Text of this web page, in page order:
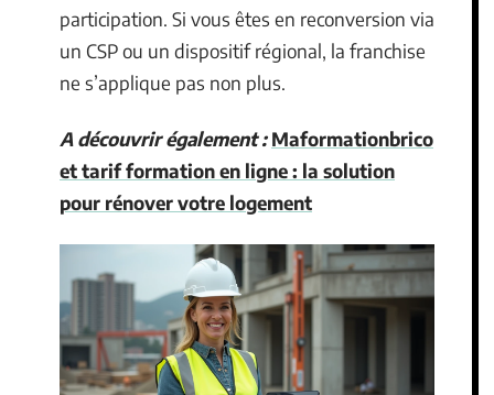
participation. Si vous êtes en reconversion via
un CSP ou un dispositif régional, la franchise
ne s’applique pas non plus.
A découvrir également : Maformationbrico
et tarif formation en ligne : la solution
pour rénover votre logement